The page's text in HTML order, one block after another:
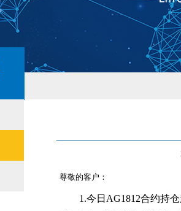
尊敬的客户：
1.今日AG1812合约持